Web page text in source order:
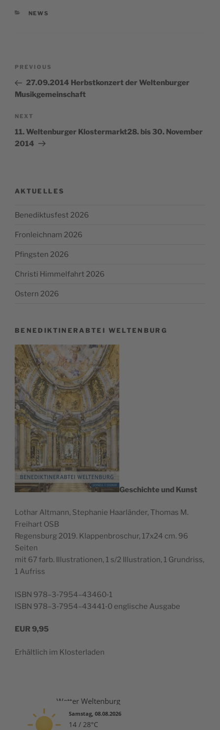
CATEGORIES
NEWS
Previous
Post
PREVIOUS
27.09.2014 Herbstkonzert der Weltenburger
Musikgemeinschaft
Next
Post
NEXT
11. Weltenburger Klostermarkt28. bis 30. November
2014
AKTUELLES
Benediktusfest 2026
Fronleichnam 2026
Pfingsten 2026
Christi Himmelfahrt 2026
Ostern 2026
BENEDIKTINERABTEI WELTENBURG
Geschichte und Kunst
Lothar Alt­mann, Stephanie Haar­län­der, Thomas M.
Frei­hart OSB
Regens­burg 2019. Klap­pen­broschur, 17x24 cm. 96
Seiten
mit 67 farb. Illus­tra­tio­nen, 1 s/2 Illus­tra­tion, 1 Grun­driss,
1 Aufriss
ISBN 978–3‑7954–43460‑1
ISBN 978–3‑7954–43441‑0 englis­che Ausgabe
EUR 9,95
Erhältlich im Klosterladen
Wetter Weltenburg
Samstag, 08.08.2026
14 / 28°C